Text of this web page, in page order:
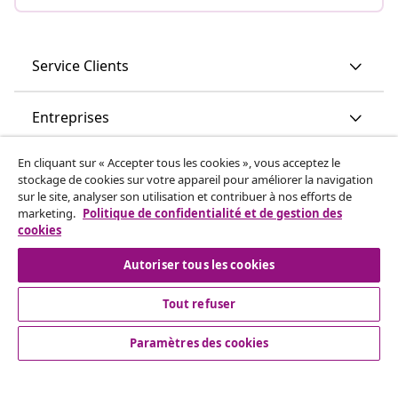
Service Clients
Entreprises
vidaXL
Découvrez-en plus
© 2008-2026 vidaXL vidaxl.be est une boutique en ligne de
En cliquant sur « Accepter tous les cookies », vous acceptez le
stockage de cookies sur votre appareil pour améliorer la navigation
sur le site, analyser son utilisation et contribuer à nos efforts de
marketing. Politique de confidentialité et de gestion des
cookies
Autoriser tous les cookies
Tout refuser
Paramètres des cookies